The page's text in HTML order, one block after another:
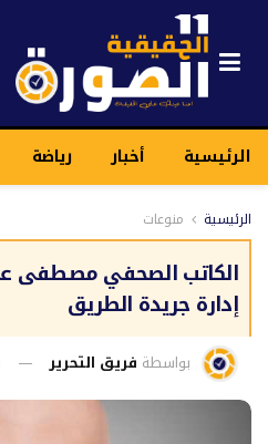
الرئيسية أخبار رياضة
الرئيسية منوعات
الكاتب الصحفي مصطفى
إدارة جريدة الطريق
بواسطة فريق التحرير